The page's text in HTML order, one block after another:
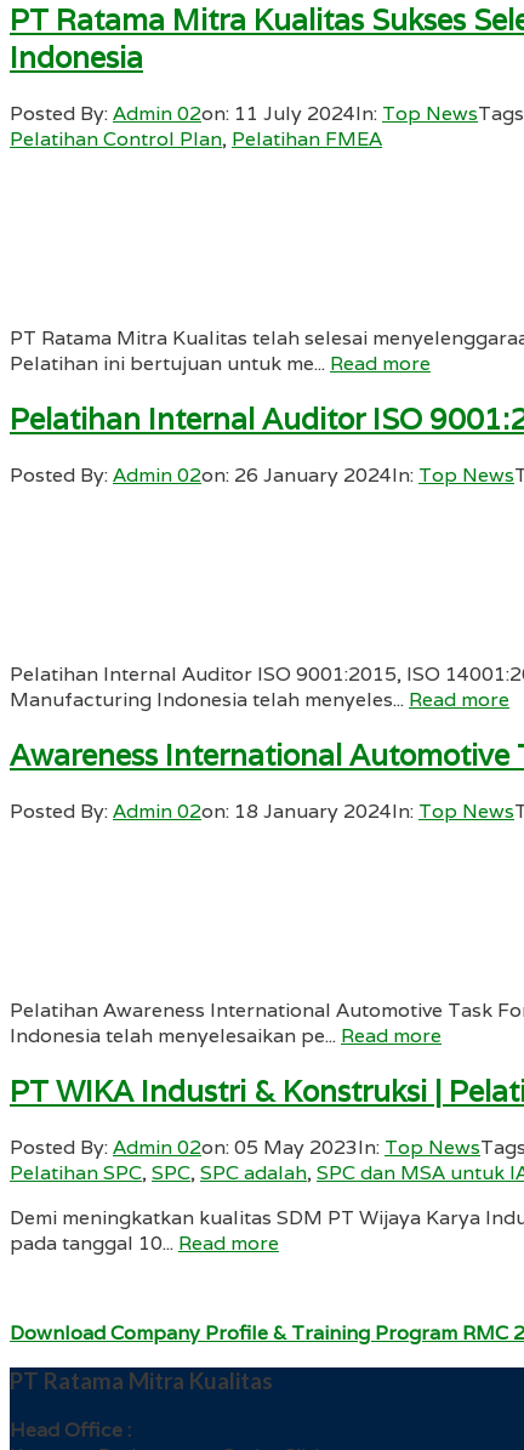
PT Ratama Mitra Kualitas Sukses
Indonesia
Posted By:Admin 02on: 11 July 2024In: Top News
Pelatihan Control Plan, Pelatihan FMEA
PT Ratama Mitra Kualitas telah selesai
Pelatihan ini bertujuan untuk me... Read more
Pelatihan Internal Auditor ISO
Posted By:Admin 02on: 26 January 2024In: Top News
Pelatihan Internal Auditor ISO 9001:2015, ISO
Manufacturing Indonesia telah menyeles... Read more
Awareness International Automotive
Posted By:Admin 02on: 18 January 2024In: Top News
Pelatihan Awareness International Automotive Task
Indonesia telah menyelesaikan pe... Read more
PT WIKA Industri & Konstruksi |
Posted By:Admin 02on:05 May 2023In: Top News
Pelatihan SPC,SPC,SPC adalah,SPC dan MSA untuk
Demi meningkatkan kualitas SDM PT Wijaya Karya
pada tanggal 10... Read more
Download Company Profile & Training Program RMC
PT Ratama Mitra Kualitas
Head Office :